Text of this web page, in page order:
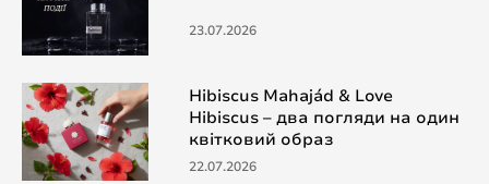
23.07.2026
Hibiscus Mahajád & Love
Hibiscus – два погляди на один
квітковий образ
22.07.2026